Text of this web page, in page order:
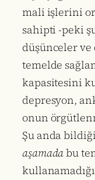
mali işlerini
sahipti -peki
düşünceler ve
temelde
kapasitesini
depresyon,
onun
Şu anda
aşamadabu